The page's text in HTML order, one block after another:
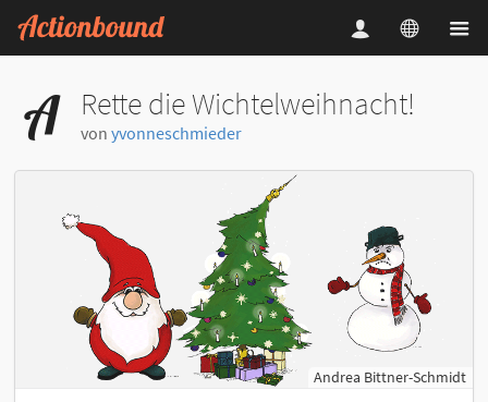
Rette die Wichtelweihnacht!
von yvonneschmieder
Andrea Bittner-Schmidt